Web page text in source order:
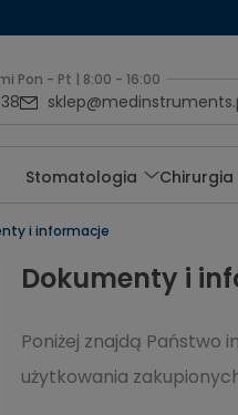
Pon - Pt | 8:00 - 16:00
Stomatologia Chirurgia
i informacje
Dokumenty i
Poniżej znajdą Państwo
użytkowania